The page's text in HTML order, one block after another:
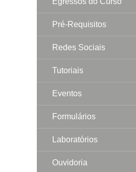
Pré-Requisitos
Redes Sociais
Tutoriais
Eventos
Formulários
Laboratórios
Ouvidoria